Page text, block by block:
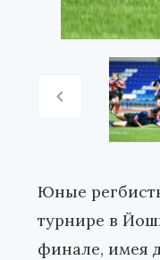
Юные
турнире в
финале, имея